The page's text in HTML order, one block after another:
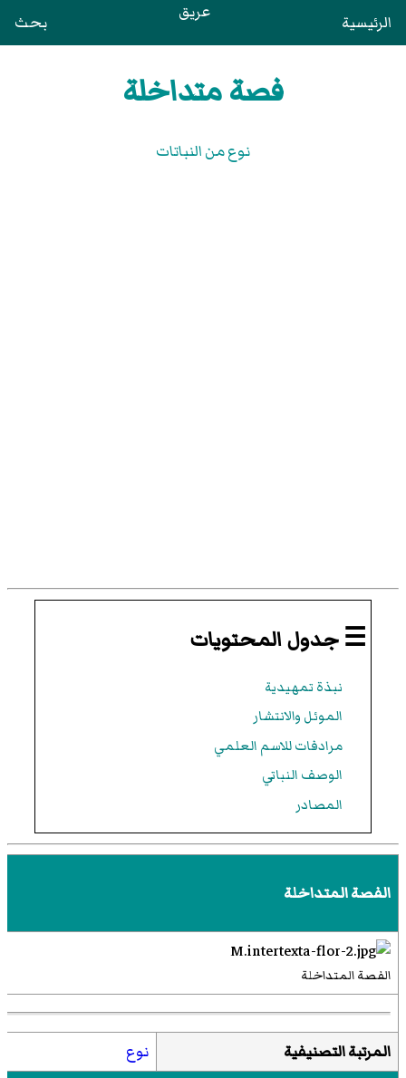
الرئيسية عريق بحث
فصة متداخلة
نوع من النباتات
☰ جدول المحتويات
نبذة تمهيدية
الموئل والانتشار
مرادفات للاسم العلمي
الوصف النباتي
المصادر
الفصة المتداخلة
الفصة المتداخلة
المرتبة التصنيفية
نوع